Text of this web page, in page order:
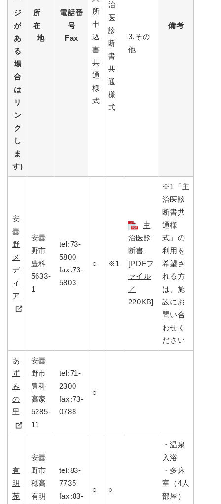
ジ
が
あ
る
場
合
は
リ
ン
ク
し
ま
す)
所
在
地
電話番
号
Fax
備考
所
申
込
書
共
通
様
式
治
医
診
断
書
共
通
様
式
3.その
他
安
曇
野
メ
デ
ィ
ア
安曇
野市
豊科
5633-
1
tel:73-
5800
fax:73-
5803
○ ※1
主
治医診
断書
[PDFフ
ァイル
／
220KB]
※1「主
治医診
断書共
通様
式」の
利用を
希望さ
れる方
は、施
設にお
問い合
わせく
ださい
あ
ず
み
の
里
安曇
野市
豊科
高家
5285-
11
tel:71-
2300
fax:73-
0788
○
有
明
苑
安曇
野市
穂高
有明
tel:83-
7735
fax:83-
○ ○
・温泉
入浴
・多床
室（4人
部屋）